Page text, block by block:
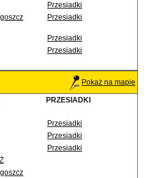
Przesiadki
Przesiadki
Przesiadki
Przesiadki
Pokaż na mapie
PRZESIADKI
Przesiadki
Przesiadki
Przesiadki